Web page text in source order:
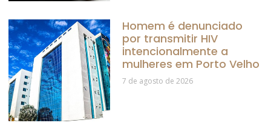
Homem é denunciado
por transmitir HIV
intencionalmente a
mulheres em Porto Velho
7 de agosto de 2026